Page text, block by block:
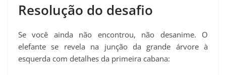
Resolução do desafio
Se você ainda não encontrou, não desanime. O
elefante se revela na junção da grande árvore à
esquerda com detalhes da primeira cabana: